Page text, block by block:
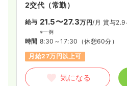
2交代（常勤）
給与 21.5〜27.3万円/月 賞与2.9
※一例
時間 8:30～17:30 （休憩60分）
月給27万円以上可
気になる